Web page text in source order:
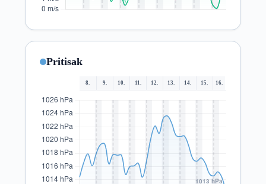
Pritisak
8. 9. 10. 11. 12. 13. 14. 15. 16.